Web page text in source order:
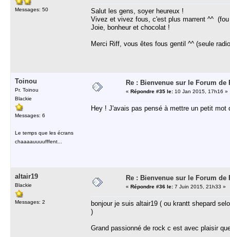
Messages: 50
Salut les gens, soyer heureux !
Vivez et vivez fous, c'est plus marrent ^^
Joie, bonheur et chocolat !
Merci Riff, vous êtes fous gentil ^^ (seule
Toinou
Pr. Toinou
Blackie
Messages: 6
Le temps que les écrans
chaaaauuuufffent...
Re : Bienvenue sur le Forum de
« Répondre #35 le: 10 Jan 2015, 17h16 »
Hey ! J'avais pas pensé à mettre un petit
altair19
Blackie
Messages: 2
Re : Bienvenue sur le Forum de
« Répondre #36 le: 7 Juin 2015, 21h33 »
bonjour je suis altair19 ( ou krantt shepard
)
Grand passionné de rock c est avec plaisir